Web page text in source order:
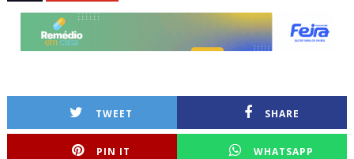
TWEET SHARE
PIN IT WHATSAPP